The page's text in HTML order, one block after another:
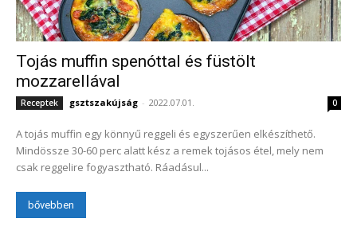
Tojás muffin spenóttal és füstölt
mozzarellával
Receptek gsztszakújság - 2022.07.01. 0
A tojás muffin egy könnyű reggeli és egyszerűen elkészíthető.
Mindössze 30-60 perc alatt kész a remek tojásos étel, mely nem
csak reggelire fogyasztható. Ráadásul...
bővebben